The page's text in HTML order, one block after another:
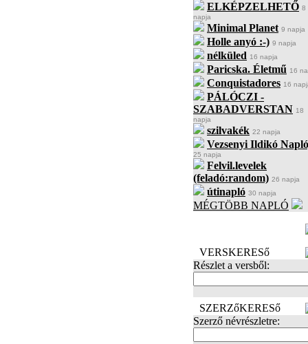
ELKÉPZELHETŐ 8
napja
Minimal Planet 9 napja
Holle anyó :-) 9 napja
nélküled 16 napja
Paricska. Életmű 16
Conquistadores 16
PÁLÓCZI -
SZABADVERSTAN 18
napja
szilvakék 22 napja
Vezsenyi Ildikó
25 napja
Felvil.levelek
(feladó:random) 26 napja
útinapló 30 napja
MÉGTÖBB NAPLÓ
VERSKERESő
Részlet a versből:
SZERZőKERESő
Szerző névrészletre: